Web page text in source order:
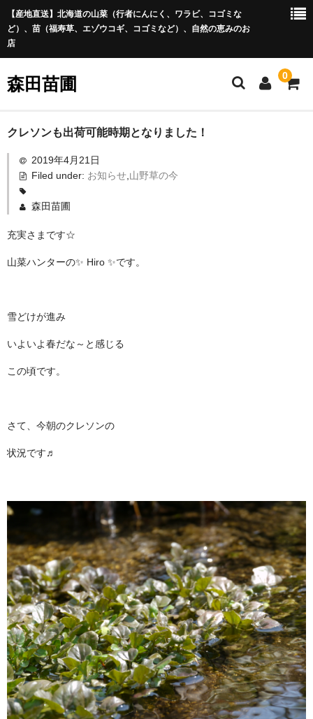
【産地直送】北海道の山菜（行者にんにく、ワラビ、コゴミな
ど）、苗（福寿草、エゾウコギ、コゴミなど）、自然の恵みのお
店
森田苗圃 0
ホーム
商品一覧
旬な情報
クレソンも出荷可能時期となりました！
2019年4月21日
Filed under: お知らせ, 山野草の今
森田苗圃
充実さまです☆
山菜ハンターの✨ Hiro ✨です。
雪どけが進み
いよいよ春だな～と感じる
この頃です。
さて、今朝のクレソンの
状況です♬